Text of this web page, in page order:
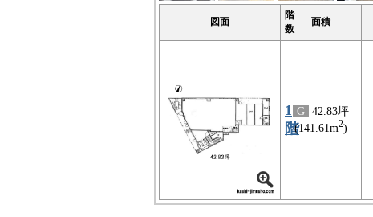
図面
階
数
面積
1
階
G 42.83坪
(141.61m2)